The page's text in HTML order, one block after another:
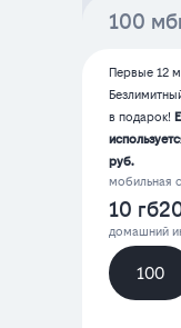
100
Первые 12
в подарок!
руб.
мобильная
10 гб
домашний
100